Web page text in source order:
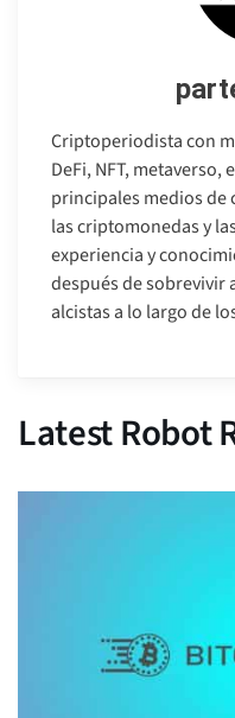
Criptoperiodista con
DeFi, NFT,
principales medios de
las criptomonedas y
experiencia y
después de sobrevivir
alcistas a lo largo de
Latest Robot